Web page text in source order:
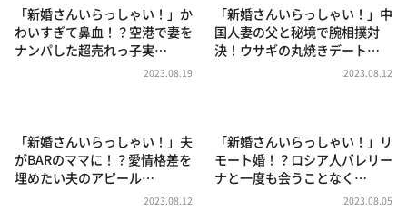
「新婚さんいらっしゃい！」か
わいすぎて鼻血！？空港で妻を
ナンパした超売れっ子実…
2023.08.19
「新婚さんいらっしゃい！」中
国人妻の父と秘境で腕相撲対
決！ウサギの丸焼きデート…
2023.08.12
「新婚さんいらっしゃい！」夫
がBARのママに！？愛情格差を
埋めたい夫のアピール…
2023.08.12
「新婚さんいらっしゃい！」リ
モート婚！？ロシア人バレリー
ナと一度も会うことなく…
2023.08.05